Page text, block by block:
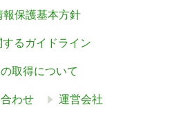
報保護基本方針
るガイドライン
取得について
わせ 運営会社